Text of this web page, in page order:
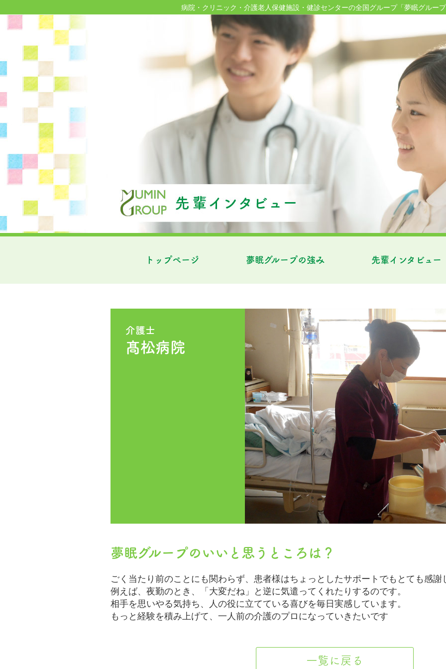
病院・クリニック・介護老人保健施設・健診センターの全国グループ「夢眠グルー
トップページ 夢眠グループの強み 先輩インタビュー
介護士
髙松病院
夢眠グループのいいと思うところは？
ごく当たり前のことにも関わらず、患者様はちょっとしたサポートでもとても感謝
例えば、夜勤のとき、「大変だね」と逆に気遣ってくれたりするのです。
相手を思いやる気持ち、人の役に立てている喜びを毎日実感しています。
もっと経験を積み上げて、一人前の介護のプロになっていきたいです
一覧に戻る